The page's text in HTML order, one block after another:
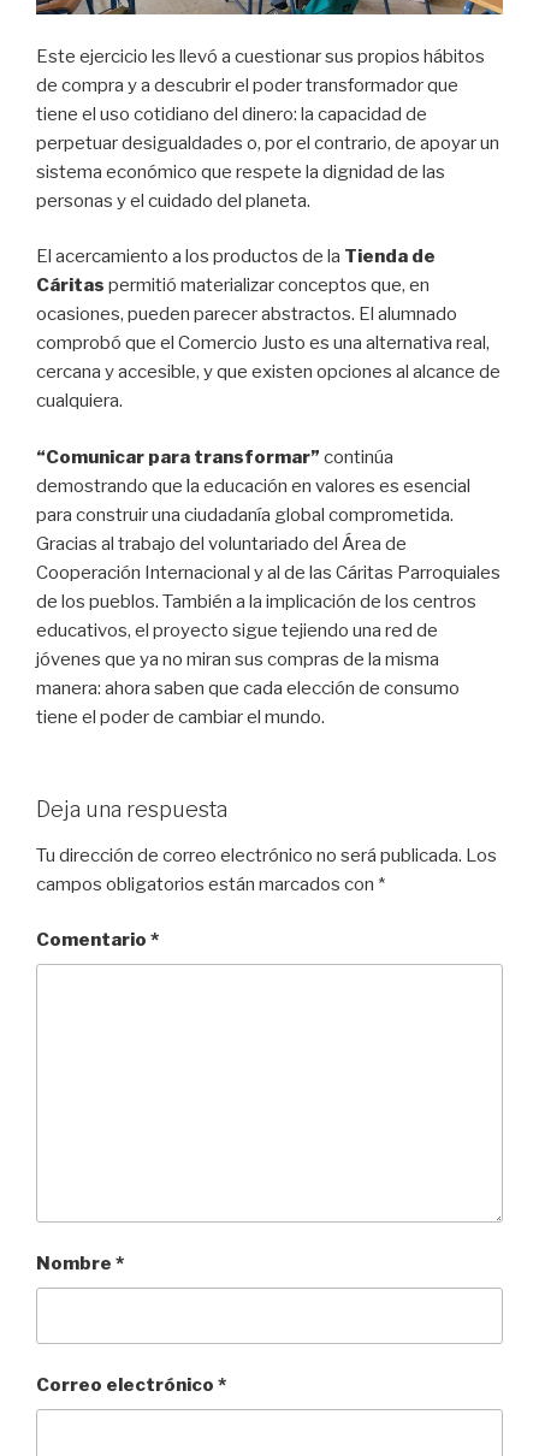
Este ejercicio les llevó a cuestionar sus propios hábitos
de compra y a descubrir el poder transformador que
tiene el uso cotidiano del dinero: la capacidad de
perpetuar desigualdades o, por el contrario, de apoyar un
sistema económico que respete la dignidad de las
personas y el cuidado del planeta.
El acercamiento a los productos de la Tienda de
Cáritas permitió materializar conceptos que, en
ocasiones, pueden parecer abstractos. El alumnado
comprobó que el Comercio Justo es una alternativa real,
cercana y accesible, y que existen opciones al alcance de
cualquiera.
“Comunicar para transformar” continúa
demostrando que la educación en valores es esencial
para construir una ciudadanía global comprometida.
Gracias al trabajo del voluntariado del Área de
Cooperación Internacional y al de las Cáritas Parroquiales
de los pueblos. También a la implicación de los centros
educativos, el proyecto sigue tejiendo una red de
jóvenes que ya no miran sus compras de la misma
manera: ahora saben que cada elección de consumo
tiene el poder de cambiar el mundo.
Deja una respuesta
Tu dirección de correo electrónico no será publicada. Los
campos obligatorios están marcados con *
Comentario *
Nombre *
Correo electrónico *